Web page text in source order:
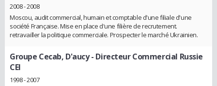
2008 - 2008
Moscou, audit commercial, humain et comptable d'une filiale d'une
société Française. Mise en place d'une filière de recrutement.
retravailler la politique commerciale. Prospecter le marché Ukrainien.
Groupe Cecab, D'aucy- Directeur Commercial Russie
CEI
1998 - 2007